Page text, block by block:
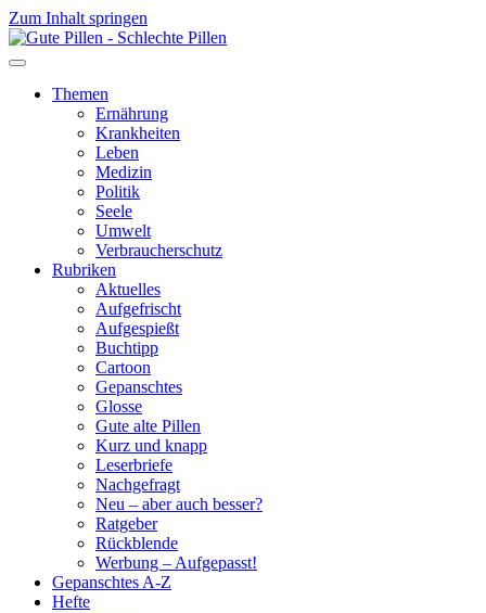
Zum Inhalt springen
Themen
Ernährung
Krankheiten
Leben
Medizin
Politik
Seele
Umwelt
Verbraucherschutz
Rubriken
Aktuelles
Aufgefrischt
Aufgespießt
Buchtipp
Cartoon
Gepanschtes
Glosse
Gute alte Pillen
Kurz und knapp
Leserbriefe
Nachgefragt
Neu – aber auch besser?
Ratgeber
Rückblende
Werbung – Aufgepasst!
Gepanschtes A-Z
Hefte